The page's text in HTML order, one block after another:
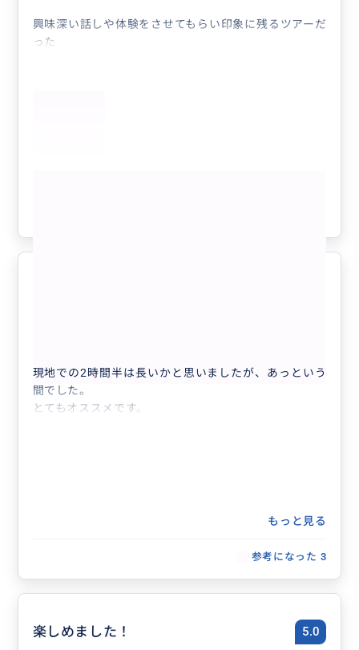
興味深い話しや体験をさせてもらい印象に残るツアーだ
った
現地での2時間半は長いかと思いましたが、あっという
間でした。
とてもオススメです。
もっと見る
参考になった 3
楽しめました！ 5.0